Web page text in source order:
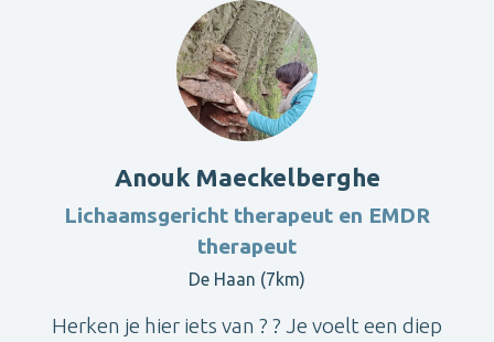
Anouk Maeckelberghe
Lichaamsgericht therapeut en EMDR
therapeut
De Haan (7km)
Herken je hier iets van ? ? Je voelt een diep